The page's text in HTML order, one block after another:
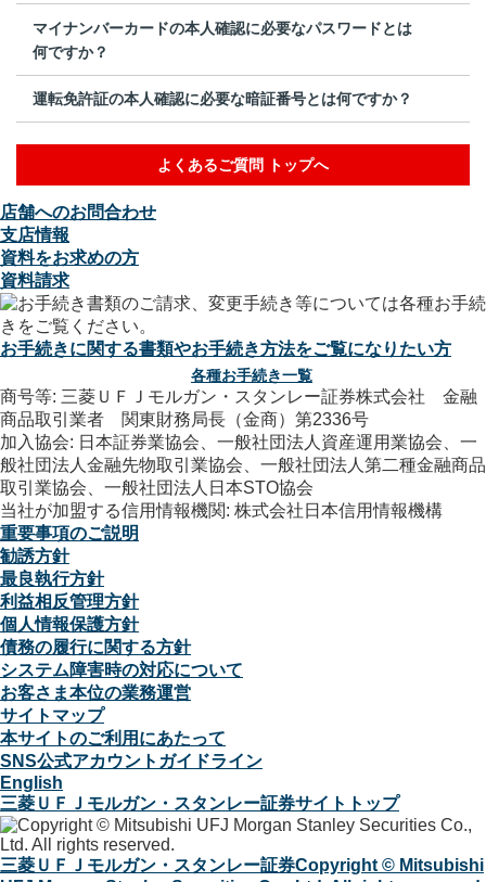
マイナンバーカードの本人確認に必要なパスワードとは
何ですか？
運転免許証の本人確認に必要な暗証番号とは何ですか？
よくあるご質問 トップへ
店舗へのお問合わせ
支店情報
資料をお求めの方
資料請求
お手続きに関する書類やお手続き方法をご覧になりたい方
各種お手続き一覧
商号等: 三菱ＵＦＪモルガン・スタンレー証券株式会社 金融
商品取引業者 関東財務局長（金商）第2336号
加入協会: 日本証券業協会、一般社団法人資産運用業協会、一
般社団法人金融先物取引業協会、一般社団法人第二種金融商品
取引業協会、一般社団法人日本STO協会
当社が加盟する信用情報機関: 株式会社日本信用情報機構
重要事項のご説明
勧誘方針
最良執行方針
利益相反管理方針
個人情報保護方針
債務の履行に関する方針
システム障害時の対応について
お客さま本位の業務運営
サイトマップ
本サイトのご利用にあたって
SNS公式アカウントガイドライン
English
三菱ＵＦＪモルガン・スタンレー証券サイトトップ
三菱ＵＦＪモルガン・スタンレー証券Copyright © Mitsubishi